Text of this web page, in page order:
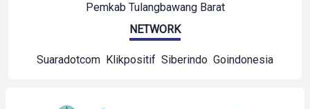
Pemkab Tulangbawang Barat
NETWORK
Suaradotcom Klikpositif Siberindo Goindonesia